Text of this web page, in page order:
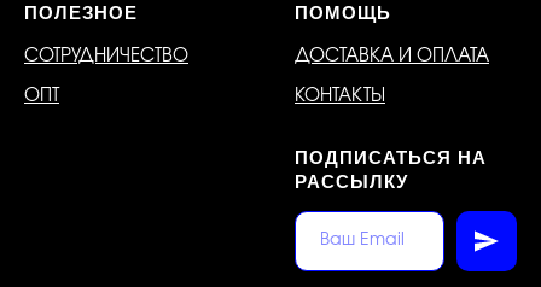
ПОЛЕЗНОЕ
СОТРУДНИЧЕСТВО
ОПТ
ПОМОЩЬ
ДОСТАВКА И ОПЛАТА
КОНТАКТЫ
ПОДПИСАТЬСЯ НА
РАССЫЛКУ